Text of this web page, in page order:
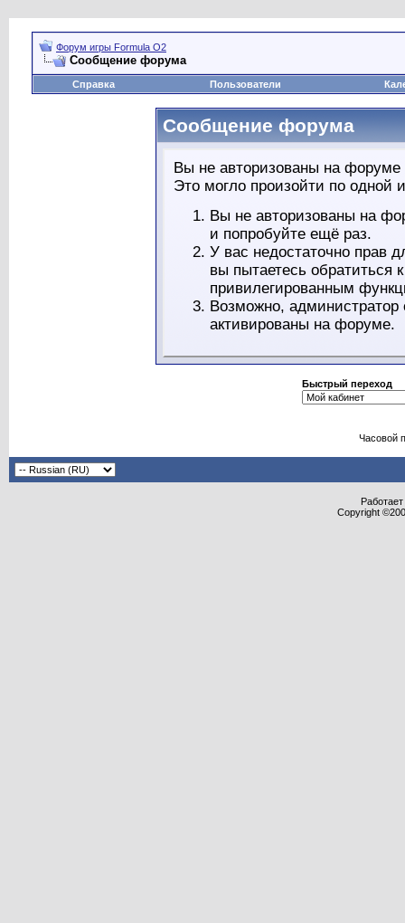
Форум игры Formula O2
Сообщение форума
Справка Пользователи
Сообщение форума
Вы не авторизованы на форуме
Это могло произойти по одной
Вы не авторизованы на
и попробуйте ещё раз.
У вас недостаточно прав
вы пытаетесь обратиться
привилегированным
Возможно,
активированы на форуме.
Быстрый переход
Часовой
Copyright